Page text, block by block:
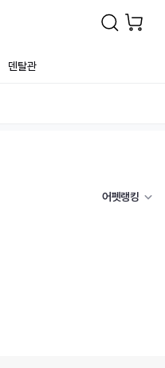
덴탈관
어펫랭킹